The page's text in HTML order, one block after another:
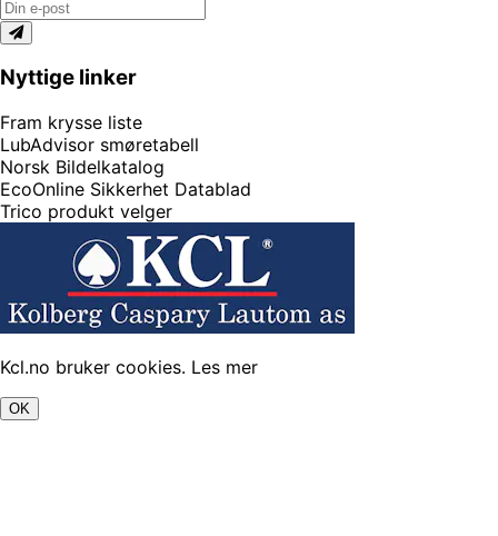
Nyttige linker
Fram krysse liste
LubAdvisor smøretabell
Norsk Bildelkatalog
EcoOnline Sikkerhet Datablad
Trico produkt velger
Kcl.no bruker cookies. Les mer
OK